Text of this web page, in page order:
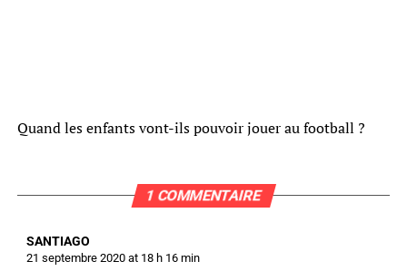
Quand les enfants vont-ils pouvoir jouer au football ?
1 COMMENTAIRE
SANTIAGO
21 septembre 2020 at 18 h 16 min